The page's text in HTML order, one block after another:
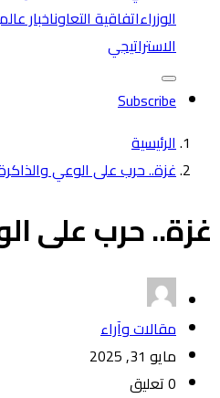
الوزراءاتفاقية التعاوناخبار
الاستراتيجي
Subscribe
الرئيسية
غزة.. حرب على الوعي
غزة.. حرب على
مقالات وآراء
مايو 31, 2025
0 تعليق